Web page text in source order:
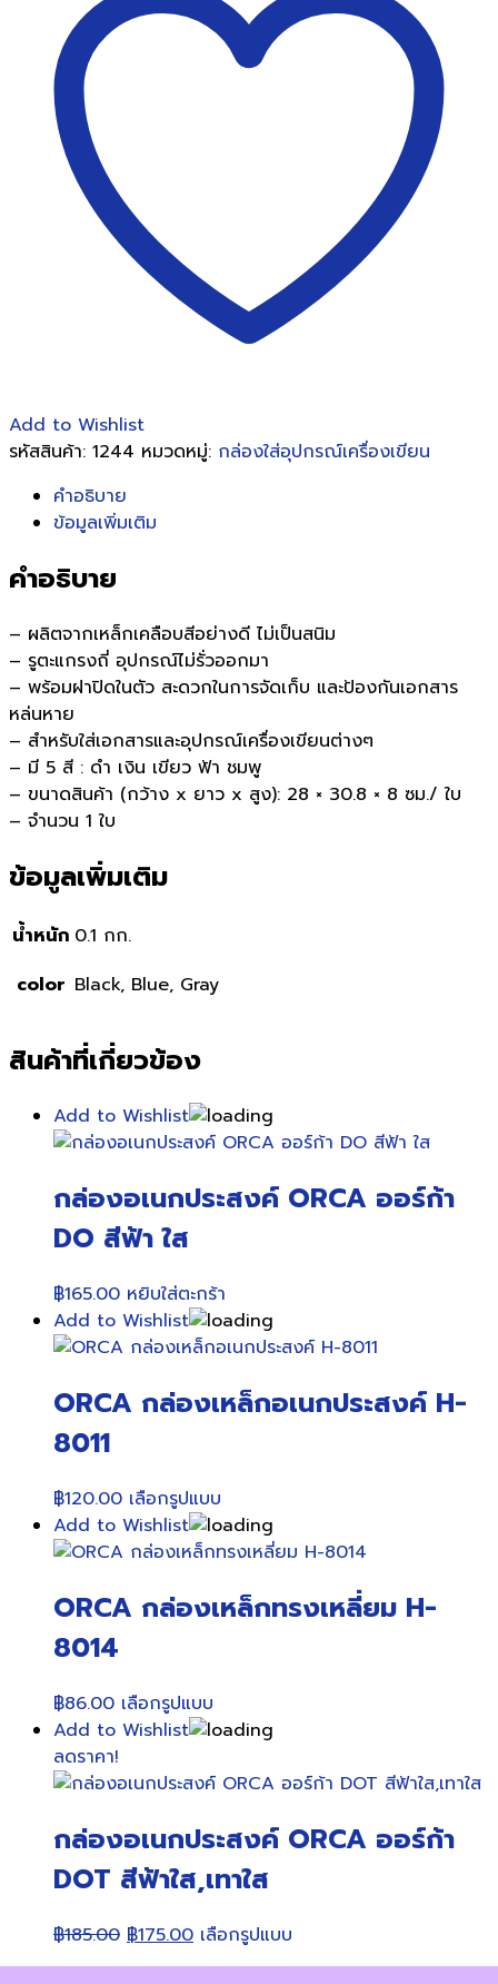
3442
Add to Wishlist
รหัสสินค้า: 1244 หมวดหมู่: กล่องใส่อุปกรณ์เครื่องเขียน
คำอธิบาย
ข้อมูลเพิ่มเติม
คำอธิบาย
– ผลิตจากเหล็กเคลือบสีอย่างดี ไม่เป็นสนิม
– รูตะแกรงถี่ อุปกรณ์ไม่รั่วออกมา
– พร้อมฝาปิดในตัว สะดวกในการจัดเก็บ และป้องกันเอกสาร
หล่นหาย
– สำหรับใส่เอกสารและอุปกรณ์เครื่องเขียนต่างๆ
– มี 5 สี : ดำ เงิน เขียว ฟ้า ชมพู
– ขนาดสินค้า (กว้าง x ยาว x สูง): 28 × 30.8 × 8 ซม./ ใบ
– จำนวน 1 ใบ
ข้อมูลเพิ่มเติม
น้ำหนัก 0.1 กก.
color Black, Blue, Gray
สินค้าที่เกี่ยวข้อง
Add to Wishlist
กล่องอเนกประสงค์ ORCA ออร์ก้า
DO สีฟ้า ใส
฿165.00 หยิบใส่ตะกร้า
Add to Wishlist
ORCA กล่องเหล็กอเนกประสงค์ H-
8011
฿120.00 เลือกรูปแบบ
product
has
variants.
chosen
the
page
Add to Wishlist
ORCA กล่องเหล็กทรงเหลี่ยม H-
8014
฿86.00 เลือกรูปแบบ
product
multiple
The
options
may
chosen
on
Add to Wishlist
ลดราคา!
กล่องอเนกประสงค์ ORCA ออร์ก้า
DOT สีฟ้าใส,เทาใส
฿185.00 Original
price
฿175.00Current
price
เลือกรูปแบบ
product